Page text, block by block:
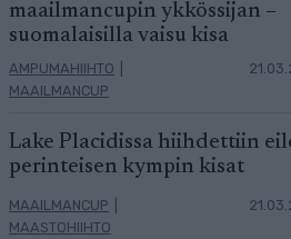
maailmancupin ykkössijan –
suomalaisilla vaisu kisa
AMPUMAHIIHTO
MAAILMANCUP
Lake Placidissa hiihdettiin
perinteisen kympin kisat
MAAILMANCUP
MAASTOHIIHTO